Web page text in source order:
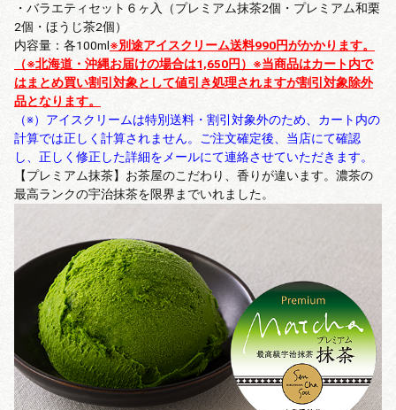
・バラエティセット６ヶ入（プレミアム抹茶2個・プレミアム和栗
2個・ほうじ茶2個）
内容量：各100ml※別途アイスクリーム送料990円がかかります。
（※北海道・沖縄お届けの場合は1,650円） ※当商品はカート内で
はまとめ買い割引対象として値引き処理されますが割引対象除外
品となります。
（※）アイスクリームは特別送料・割引対象外のため、カート内の
計算では正しく計算されません。ご注文確定後、当店にて確認
し、正しく修正した詳細をメールにて連絡させていただきます。
【プレミアム抹茶】お茶屋のこだわり、香りが違います。濃茶の
最高ランクの宇治抹茶を限界までいれました。